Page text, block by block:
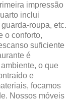
impressão
inclui
roupa, etc.
o conforto,
suficiente
é
o que
e
focamos
Nossos móveis